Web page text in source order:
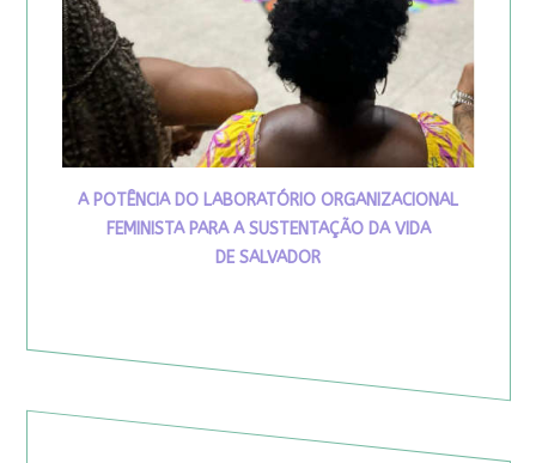
A POTÊNCIA DO LABORATÓRIO ORGANIZACIONAL
FEMINISTA PARA A SUSTENTAÇÃO DA VIDA
DE SALVADOR